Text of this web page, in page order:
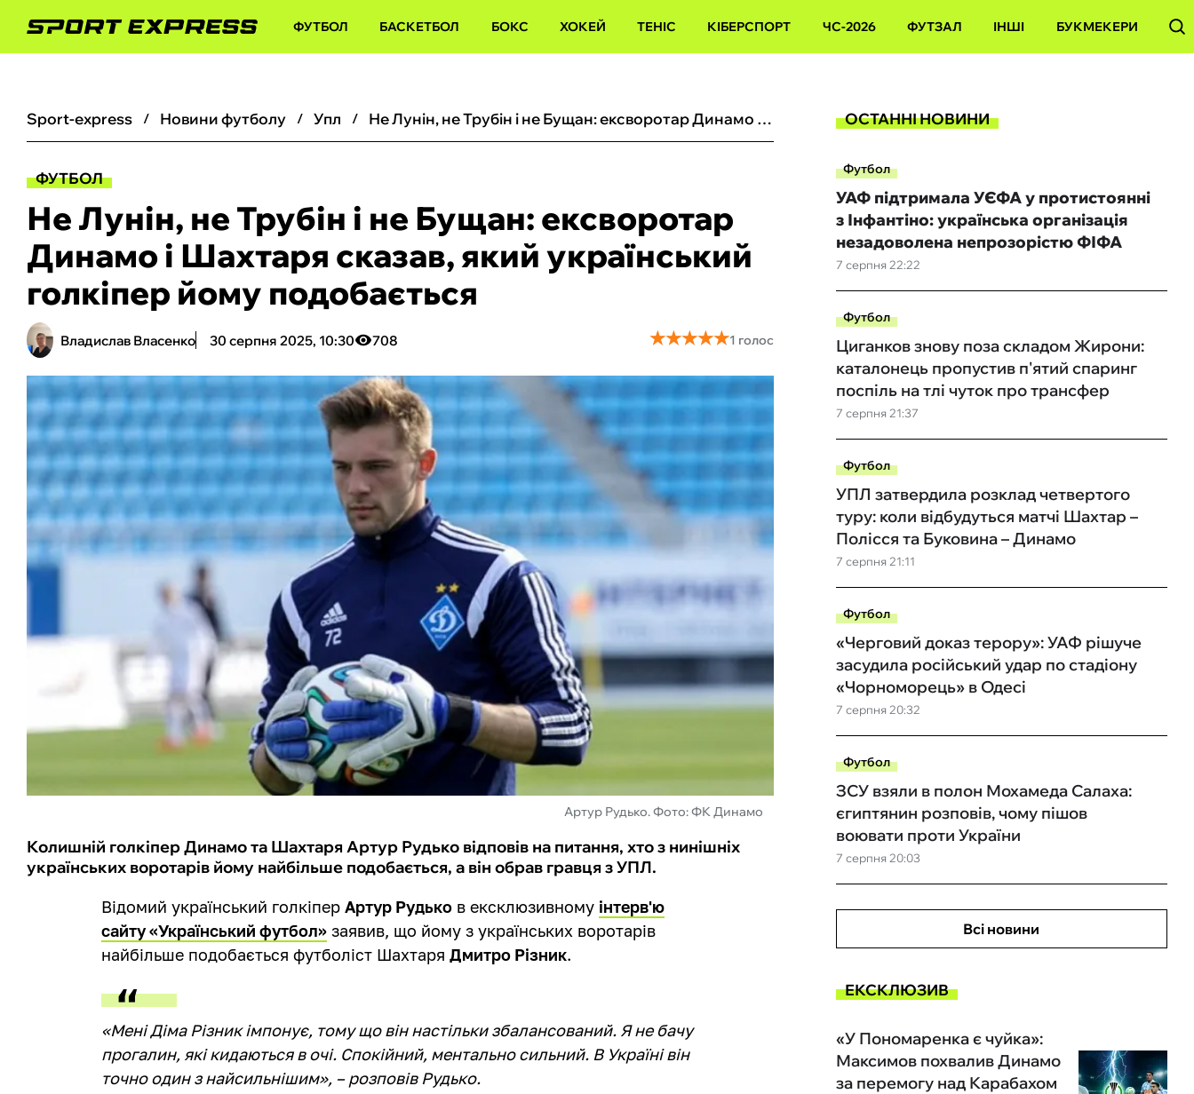
ФУТБОЛ БАСКЕТБОЛ БОКС ХОКЕЙ ТЕНІС КІБЕРСПОРТ ЧС-2026 ФУТЗАЛ ІНШІ БУКМЕКЕРИ
sport-express новини футболу упл Не Лунін, не Трубін і не Бущан: ексворотар Динамо і Шахтаря сказав, який український голкіпер йому подобається
ФУТБОЛ
Не Лунін, не Трубін і не Бущан: ексворотар
Динамо і Шахтаря сказав, який український
голкіпер йому подобається
Владислав Власенко 30 серпня 2025, 10:30 708 ★★★★★
★★★★★1 голос
Артур Рудько. Фото: ФК Динамо
Колишній голкіпер Динамо та Шахтаря Артур Рудько відповів на питання, хто з нинішніх
українських воротарів йому найбільше подобається, а він обрав гравця з УПЛ.
Відомий український голкіперАртур Рудько в ексклюзивному інтерв'ю
сайту «Український футбол» заявив, що йому з українських воротарів
найбільше подобається футболіст ШахтаряДмитро Різник.
«Мені Діма Різник імпонує, тому що він настільки збалансований. Я не бачу
прогалин, які кидаються в очі. Спокійний, ментально сильний. В Україні він
точно один з найсильнішим», – розповів Рудько.
ОСТАННІ НОВИНИ
Футбол
7 серпня 22:22
УАФ підтримала УЄФА у протистоянні
з Інфантіно: українська організація
незадоволена непрозорістю ФІФА
Футбол
7 серпня 21:37
Циганков знову поза складом Жирони:
каталонець пропустив п'ятий спаринг
поспіль на тлі чуток про трансфер
Футбол
7 серпня 21:11
УПЛ затвердила розклад четвертого
туру: коли відбудуться матчі Шахтар –
Полісся та Буковина – Динамо
Футбол
7 серпня 20:32
«Черговий доказ терору»: УАФ рішуче
засудила російський удар по стадіону
«Чорноморець» в Одесі
Футбол
7 серпня 20:03
ЗСУ взяли в полон Мохамеда Салаха:
єгиптянин розповів, чому пішов
воювати проти України
Всі новини
ЕКСКЛЮЗИВ
«У Пономаренка є чуйка»:
Максимов похвалив Динамо
за перемогу над Карабахом